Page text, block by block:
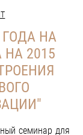
ГОДА НА
2015
семинар для